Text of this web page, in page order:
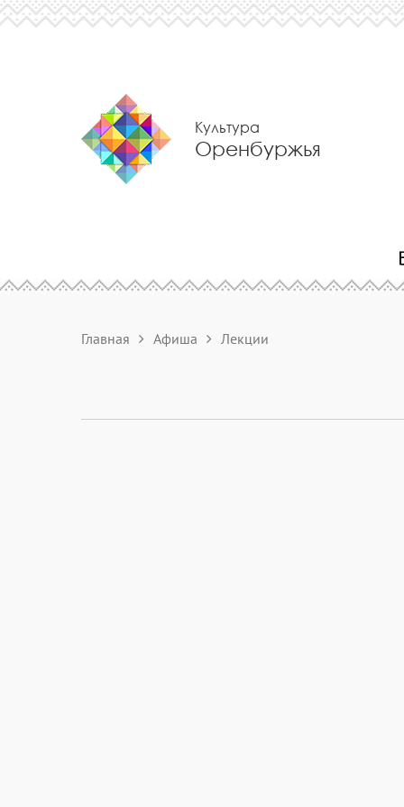
Культура
Оренбуржья
Главная Афиша Лекции